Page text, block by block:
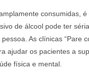
consumidas,
de álcool pode ter
As clínicas “Pare
ajudar os pacientes a
física e mental.